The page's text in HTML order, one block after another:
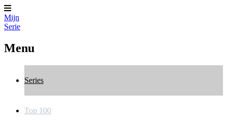
Mijn
Serie
Menu
Series
Top 100